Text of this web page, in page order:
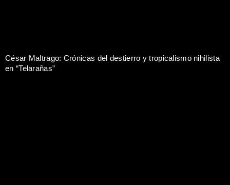
César Maltrago: Crónicas del destierro y tropicalismo nihilista
en “Telarañas”